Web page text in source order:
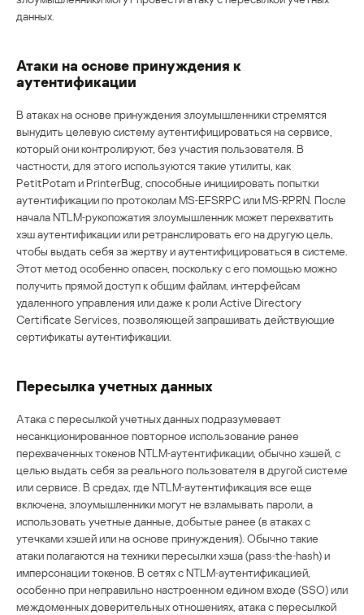
данных.
Атаки на основе принуждения к
аутентификации
В атаках на основе принуждения злоумышленники стремятся
вынудить целевую систему аутентифицироваться на сервисе,
который они контролируют, без участия пользователя. В
частности, для этого используются такие утилиты, как
PetitPotam и PrinterBug, способные инициировать попытки
аутентификации по протоколам MS‑EFSRPC или MS‑RPRN. После
начала NTLM‑рукопожатия злоумышленник может перехватить
хэш аутентификации или ретранслировать его на другую цель,
чтобы выдать себя за жертву и аутентифицироваться в системе.
Этот метод особенно опасен, поскольку с его помощью можно
получить прямой доступ к общим файлам, интерфейсам
удаленного управления или даже к роли Active Directory
Certificate Services, позволяющей запрашивать действующие
сертификаты аутентификации.
Пересылка учетных данных
Атака с пересылкой учетных данных подразумевает
несанкционированное повторное использование ранее
перехваченных токенов NTLM‑аутентификации, обычно хэшей, с
целью выдать себя за реального пользователя в другой системе
или сервисе. В средах, где NTLM‑аутентификация все еще
включена, злоумышленники могут не взламывать пароли, а
использовать учетные данные, добытые ранее (в атаках с
утечками хэшей или на основе принуждения). Обычно такие
атаки полагаются на техники пересылки хэша (pass‑the‑hash) и
имперсонации токенов. В сетях с NTLM‑аутентификацией,
особенно при неправильно настроенном едином входе (SSO) или
междоменных доверительных отношениях, атака с пересылкой